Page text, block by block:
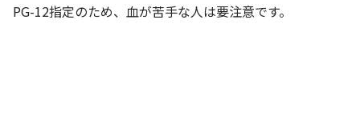
PG-12指定のため、血が苦手な人は要注意です。